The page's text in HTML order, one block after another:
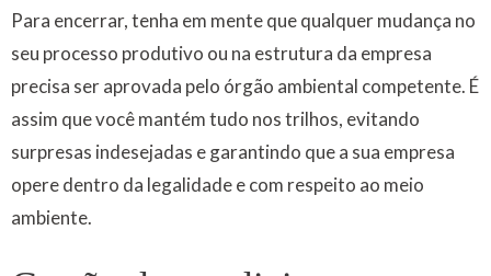
Para encerrar, tenha em mente que qualquer mudança no
seu processo produtivo ou na estrutura da empresa
precisa ser aprovada pelo órgão ambiental competente. É
assim que você mantém tudo nos trilhos, evitando
surpresas indesejadas e garantindo que a sua empresa
opere dentro da legalidade e com respeito ao meio
ambiente.